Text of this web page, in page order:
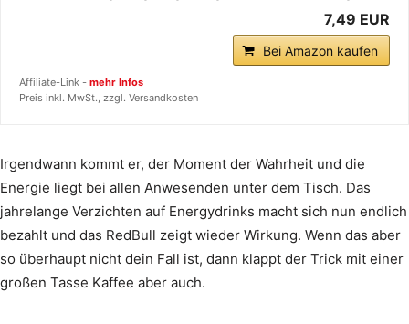
7,49 EUR
Bei Amazon kaufen
Affiliate-Link - mehr Infos
Preis inkl. MwSt., zzgl. Versandkosten
Irgendwann kommt er, der Moment der Wahrheit und die
Energie liegt bei allen Anwesenden unter dem Tisch. Das
jahrelange Verzichten auf Energydrinks macht sich nun endlich
bezahlt und das RedBull zeigt wieder Wirkung. Wenn das aber
so überhaupt nicht dein Fall ist, dann klappt der Trick mit einer
großen Tasse Kaffee aber auch.